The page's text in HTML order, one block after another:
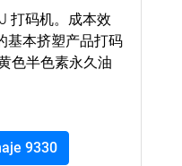
打码机。成本效
基本挤塑产品打码
色半色素永久油
9330